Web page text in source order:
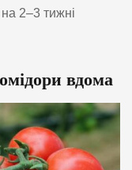
2–3 тижні
вдома